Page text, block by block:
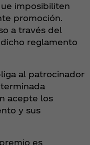
imposibiliten
promoción.
a través del
reglamento
al patrocinador
acepte los
y sus
es